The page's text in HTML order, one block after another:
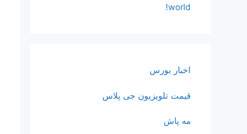
world!
اخبار بورس
قیمت تلویزیون جی پلاس
مه پاش